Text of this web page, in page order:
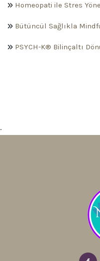
Homeopati ile Stres
Bütüncül Sağlıkla
PSYCH-K® Bilinçaltı
.